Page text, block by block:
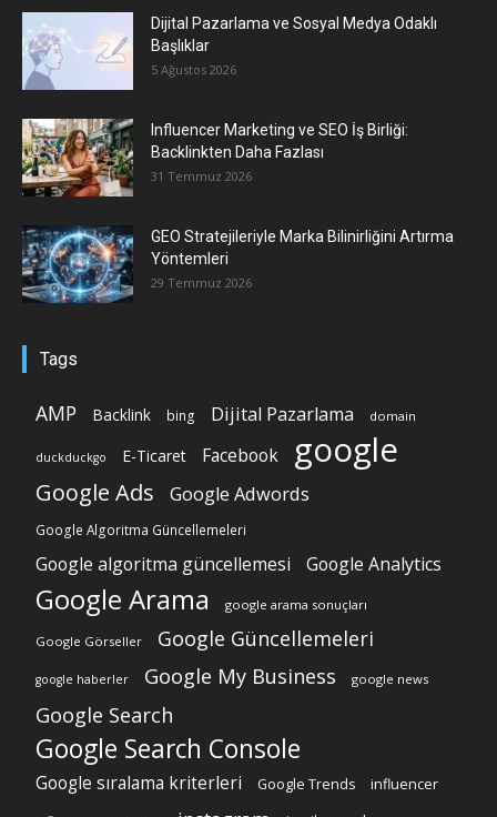
Dijital Pazarlama ve Sosyal Medya Odaklı
Başlıklar
5 Ağustos 2026
Influencer Marketing ve SEO İş Birliği:
Backlinkten Daha Fazlası
31 Temmuz 2026
GEO Stratejileriyle Marka Bilinirliğini Artırma
Yöntemleri
29 Temmuz 2026
Tags
AMP Backlink bing Dijital Pazarlama domain
duckduckgo E-Ticaret Facebook google
Google Ads Google Adwords
Google Algoritma Güncellemeleri
Google algoritma güncellemesi Google Analytics
Google Arama google arama sonuçları
Google Görseller Google Güncellemeleri
google haberler Google My Business google news
Google Search
Google Search Console
Google sıralama kriterleri Google Trends influencer